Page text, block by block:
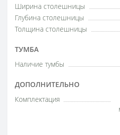
Ширина столешницы
Глубина столешницы
Толщина столешницы
ТУМБА
Наличие тумбы
ДОПОЛНИТЕЛЬНО
Комплектация